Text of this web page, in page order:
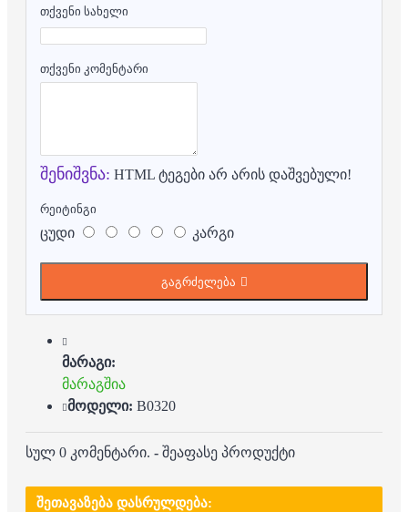
თქვენი სახელი
თქვენი კომენტარი
შენიშვნა: HTML ტეგები არ არის დაშვებული!
რეიტინგი
ცუდი კარგი
გაგრძელება
მარაგი:
მარაგშია
მოდელი: B0320
სულ 0 კომენტარი. - შეაფასე პროდუქტი
ᲨᲔᲗᲐᲕᲐᲖᲔᲑᲐ ᲓᲐᲡᲠᲣᲚᲓᲔᲑᲐ: